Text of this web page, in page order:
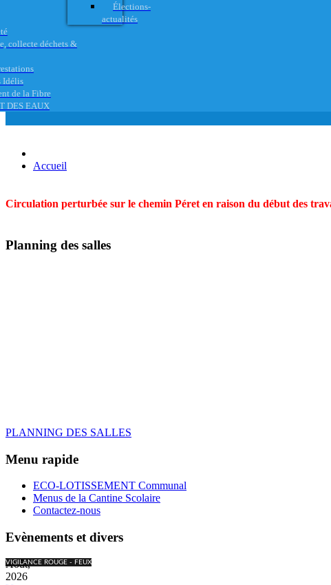
Élections-
actualités
collecte déchets &
Idélis
de la Fibre
DES EAUX
Accueil
Circulation perturbée sur le chemin Péret en raison du début des
Planning des salles
PLANNING DES SALLES
Menu rapide
ECO-LOTISSEMENT Communal
Menus de la Cantine Scolaire
Contactez-nous
Evènements et divers
VIGILANCE ROUGE - FEUX
Août,
2026